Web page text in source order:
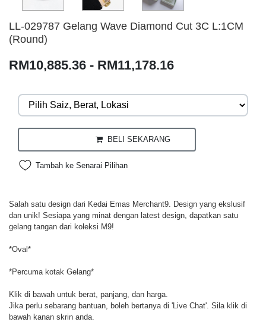
LL-029787 Gelang Wave Diamond Cut 3C L:1CM
(Round)
RM10,885.36 - RM11,178.16
BELI SEKARANG
Tambah ke Senarai Pilihan
Salah satu design dari Kedai Emas Merchant9. Design yang ekslusif
dan unik! Sesiapa yang minat dengan latest design, dapatkan satu
gelang tangan dari koleksi M9!
*Oval*
*Percuma kotak Gelang*
Klik di bawah untuk berat, panjang, dan harga.
Jika perlu sebarang bantuan, boleh bertanya di 'Live Chat'. Sila klik di
bawah kanan skrin anda.